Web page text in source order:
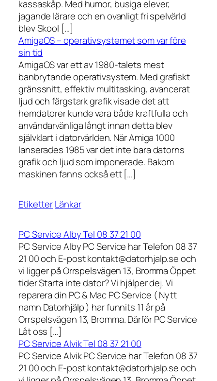
kassaskåp. Med humor, busiga elever,
jagande lärare och en ovanligt fri spelvärld
blev Skool […]
AmigaOS – operativsystemet som var före
sin tid
AmigaOS var ett av 1980-talets mest
banbrytande operativsystem. Med grafiskt
gränssnitt, effektiv multitasking, avancerat
ljud och färgstark grafik visade det att
hemdatorer kunde vara både kraftfulla och
användarvänliga långt innan detta blev
självklart i datorvärlden. När Amiga 1000
lanserades 1985 var det inte bara datorns
grafik och ljud som imponerade. Bakom
maskinen fanns också ett […]
EtiketterLänkar
PC Service Alby Tel 08 37 21 00
PC Service Alby PC Service har Telefon 08 37
21 00 och E-post kontakt@datorhjalp.se och
vi ligger på Orrspelsvägen 13, Bromma Öppet
tider Starta inte dator? Vi hjälper dej. Vi
reparera din PC & Mac PC Service ( Nytt
namn Datorhjälp ) har funnits 11 år på
Orrspelsvägen 13, Bromma. Därför PC Service
Låt oss […]
PC Service Alvik Tel 08 37 21 00
PC Service Alvik PC Service har Telefon 08 37
21 00 och E-post kontakt@datorhjalp.se och